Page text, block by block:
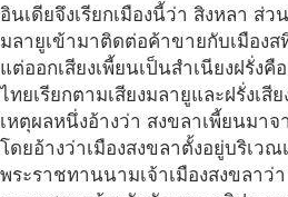
อินเดียจึงเรียกเมืองนี้ว่า สิงหลา ส่ว
มลายูเข้ามาติดต่อค้าขายกับเมืองส
แต่ออกเสียงเพี้ยนเป็นสำเนียงฝรั่งคื
ไทยเรียกตามเสียงมลายูและฝรั่งเสี
เหตุผลหนึ่งอ้างว่า สงขลาเพี้ยนมา
โดยอ้างว่าเมืองสงขลาตั้งอยู่บริเว
พระราชทานนามเจ้าเมืองสงขลาว่